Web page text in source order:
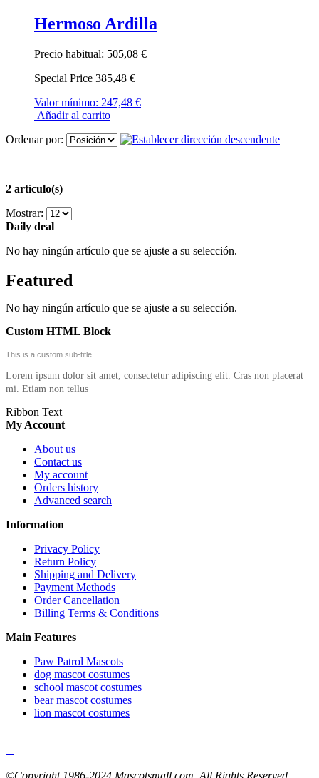
Hermoso Ardilla
Precio habitual: 505,08 €
Special Price 385,48 €
Valor mínimo: 247,48 €
Añadir al carrito
Ordenar por:
2 artículo(s)
Mostrar:
Daily deal
No hay ningún artículo que se ajuste a su selección.
Featured
No hay ningún artículo que se ajuste a su selección.
Custom HTML Block
This is a custom sub-title.
Lorem ipsum dolor sit amet, consectetur adipiscing elit. Cras non placerat
mi. Etiam non tellus
Ribbon Text
My Account
About us
Contact us
My account
Orders history
Advanced search
Information
Privacy Policy
Return Policy
Shipping and Delivery
Payment Methods
Order Cancellation
Billing Terms & Conditions
Main Features
Paw Patrol Mascots
dog mascot costumes
school mascot costumes
bear mascot costumes
lion mascot costumes
©Copyright 1986-2024 Mascotsmall.com. All Rights Reserved.